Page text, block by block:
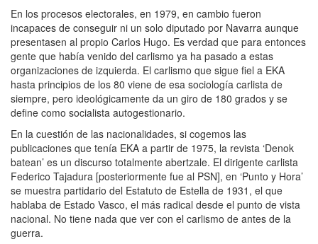
En los procesos electorales, en 1979, en cambio fueron
incapaces de conseguir ni un solo diputado por Navarra aunque
presentasen al propio Carlos Hugo. Es verdad que para entonces
gente que había venido del carlismo ya ha pasado a estas
organizaciones de izquierda. El carlismo que sigue fiel a EKA
hasta principios de los 80 viene de esa sociología carlista de
siempre, pero ideológicamente da un giro de 180 grados y se
define como socialista autogestionario.
En la cuestión de las nacionalidades, si cogemos las
publicaciones que tenía EKA a partir de 1975, la revista ‘Denok
batean’ es un discurso totalmente abertzale. El dirigente carlista
Federico Tajadura [posteriormente fue al PSN], en ‘Punto y Hora’
se muestra partidario del Estatuto de Estella de 1931, el que
hablaba de Estado Vasco, el más radical desde el punto de vista
nacional. No tiene nada que ver con el carlismo de antes de la
guerra.